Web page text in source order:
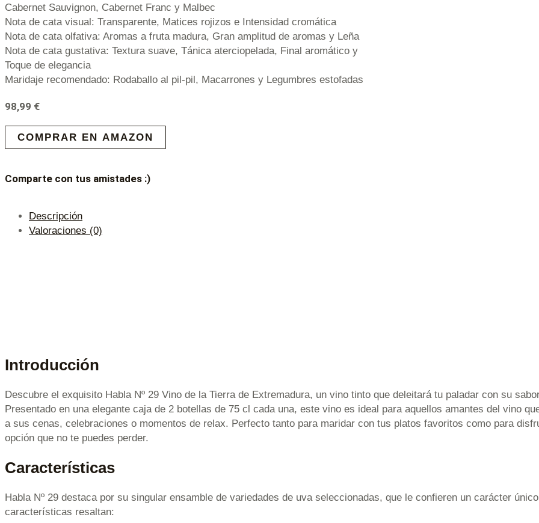
Cabernet Sauvignon, Cabernet Franc y Malbec
Nota de cata visual: Transparente, Matices rojizos e Intensidad cromática
Nota de cata olfativa: Aromas a fruta madura, Gran amplitud de aromas y Leña
Nota de cata gustativa: Textura suave, Tánica aterciopelada, Final aromático y
Toque de elegancia
Maridaje recomendado: Rodaballo al pil-pil, Macarrones y Legumbres estofadas
98,99 €
COMPRAR EN AMAZON
Comparte con tus amistades :)
Descripción
Valoraciones (0)
Introducción
Descubre el exquisito Habla Nº 29 Vino de la Tierra de Extremadura, un vino tinto que deleitará tu paladar con su
Presentado en una elegante caja de 2 botellas de 75 cl cada una, este vino es ideal para aquellos amantes del vino
a sus cenas, celebraciones o momentos de relax. Perfecto tanto para maridar con tus platos favoritos como para
opción que no te puedes perder.
Características
Habla Nº 29 destaca por su singular ensamble de variedades de uva seleccionadas, que le confieren un carácter
características resaltan: